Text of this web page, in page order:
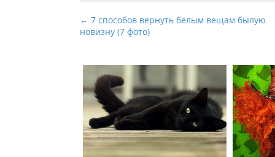
P
o
t
n
v
g
← 7 способов вернуть белым вещам былую
новизну (7 фото)